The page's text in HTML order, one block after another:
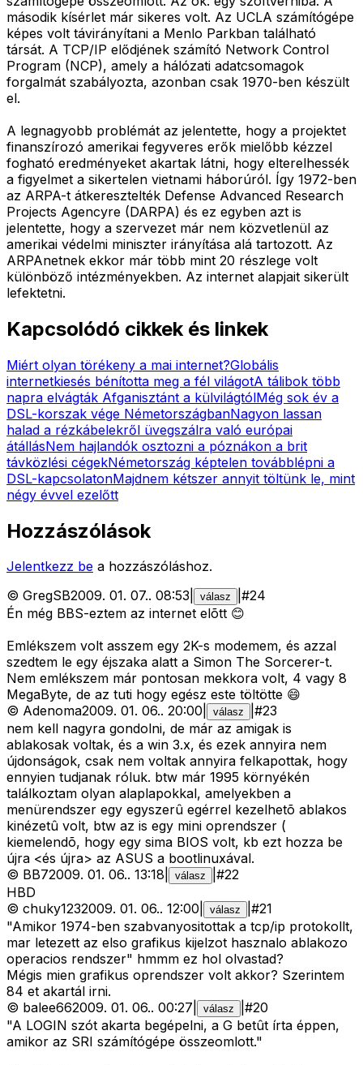
második kísérlet már sikeres volt. Az UCLA számítógépe
képes volt távirányítani a Menlo Parkban található
társát. A TCP/IP elődjének számító Network Control
Program (NCP), amely a hálózati adatcsomagok
forgalmát szabályozta, azonban csak 1970-ben készült
el.
A legnagyobb problémát az jelentette, hogy a projektet
finanszírozó amerikai fegyveres erők mielőbb kézzel
fogható eredményeket akartak látni, hogy elterelhessék
a figyelmet a sikertelen vietnami háborúról. Így 1972-ben
az ARPA-t átkeresztelték Defense Advanced Research
Projects Agencyre (DARPA) és ez egyben azt is
jelentette, hogy a szervezet már nem közvetlenül az
amerikai védelmi miniszter irányítása alá tartozott. Az
ARPAnetnek ekkor már több mint 20 részlege volt
különböző intézményekben. Az internet alapjait sikerült
lefektetni.
Kapcsolódó cikkek és linkek
Miért olyan törékeny a mai internet?Globális
internetkiesés bénította meg a fél világotA tálibok több
napra elvágták Afganisztánt a külvilágtólMég sok év a
DSL-korszak vége NémetországbanNagyon lassan
halad a rézkábelekről üvegszálra való európai
átállásNem hajlandók osztozni a póznákon a brit
távközlési cégekNémetország képtelen továbblépni a
DSL-kapcsolatonMajdnem kétszer annyit töltünk le, mint
négy évvel ezelőtt
Hozzászólások
Jelentkezz be a hozzászóláshoz.
© GregSB2009. 01. 07.. 08:53 válasz #24
Én még BBS-eztem az internet elõtt 😊
Emlékszem volt asszem egy 2K-s modemem, és azzal
szedtem le egy éjszaka alatt a Simon The Sorcerer-t.
Nem emlékszem már pontosan mekkora volt, 4 vagy 8
MegaByte, de az tuti hogy egész este töltötte 😄
© Adenoma2009. 01. 06.. 20:00 válasz #23
nem kell nagyra gondolni, de már az amigak is
ablakosak voltak, és a win 3.x, és ezek annyira nem
újdonságok, csak nem voltak annyira felkapottak, hogy
ennyien tudjanak róluk. btw már 1995 környékén
találkoztam olyan alaplapokkal, amelyekben a
menürendszer egy egyszerû egérrel kezelhetõ ablakos
kinézetû volt, btw az is egy mini oprendszer (
kiemelendõ, hogy egy sima BIOS volt, kb ezt hozza be
újra <és újra> az ASUS a bootlinuxával.
© BB72009. 01. 06.. 13:18 válasz #22
HBD
© chuky1232009. 01. 06.. 12:00 válasz #21
"Amikor 1974-ben szabvanyositottak a tcp/ip protokollt,
mar letezett az elso grafikus kijelzot hasznalo ablakozo
operacios rendszer" hmmm ez hol olvastad?
Mégis mien grafikus oprendszer volt akkor? Szerintem
84 et akartál irni.
© balee662009. 01. 06.. 00:27 válasz #20
"A LOGIN szót akarta begépelni, a G betût írta éppen,
amikor az SRI számítógépe összeomlott."